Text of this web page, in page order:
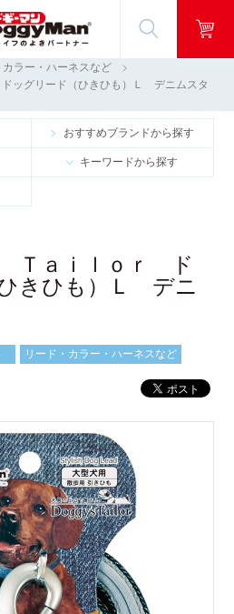
カラー・ハーネスなど
ッグリード（ひきひも）Ｌ デニムスタ
おすすめブランドから探す
キーワードから探す
Ｔａｉｌｏｒ ド
きひも）Ｌ デニ
リード・カラー・ハーネスなど